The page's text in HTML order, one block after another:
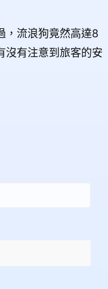
，流浪狗竟然高達8
沒有注意到旅客的安